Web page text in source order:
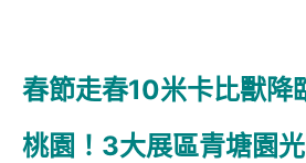
春節走春10米卡比獸降
桃園！3大展區青塘園